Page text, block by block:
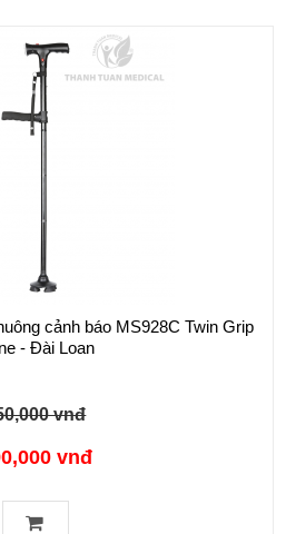
cảnh báo MS928C Twin Grip
- Đài Loan
vnđ
vnđ